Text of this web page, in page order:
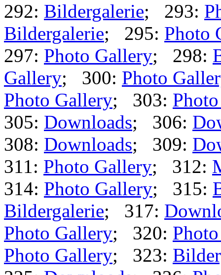
292: Bildergalerie; 293:
Bildergalerie; 295: Photo
297: Photo Gallery; 298:
Gallery; 300: Photo
Photo Gallery; 303:
305: Downloads; 306:
308: Downloads; 309:
311: Photo Gallery; 312:
314: Photo Gallery; 315:
Bildergalerie; 317:
Photo Gallery; 320:
Photo Gallery; 323: